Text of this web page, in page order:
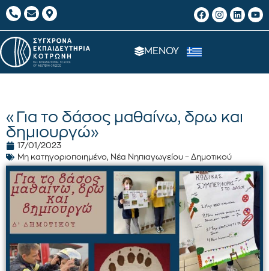
ΜΕΝΟΥ
«Για το δάσος μαθαίνω, δρω και
δημιουργώ»
17/01/2023
Μη κατηγοριοποιημένο, Νέα Νηπιαγωγείου – Δημοτικού